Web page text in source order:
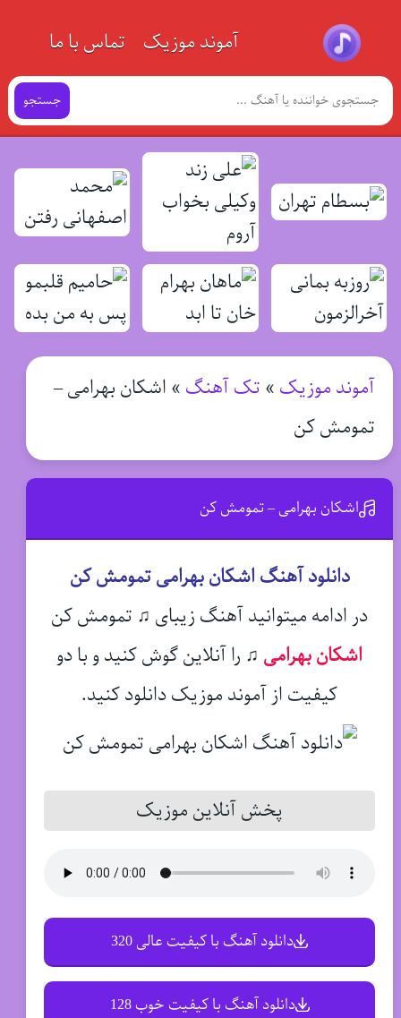
آموند موزیک تماس با ما
جستجو
آموند موزیک » تک آهنگ » اشکان بهرامی –
تمومش کن
اشکان بهرامی – تمومش کن
دانلود آهنگ اشکان بهرامی تمومش کن
در ادامه میتوانید آهنگ زیبای ♫ تمومش کن
اشکان بهرامی ♫ را آنلاین گوش کنید و با دو
کیفیت از آموند موزیک دانلود کنید.
پخش آنلاین موزیک
دانلود آهنگ با کیفیت عالی 320
دانلود آهنگ با کیفیت خوب 128